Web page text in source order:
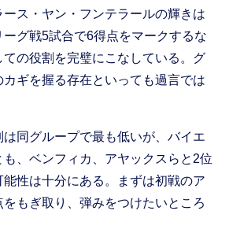
ス・ヤン・フンテラールの輝きは
ーグ戦5試合で6得点をマークするな
ての役割を完璧にこなしている。グ
ギを握る存在といっても過言では
同グループで最も低いが、バイエ
も、ベンフィカ、アヤックスらと2位
性は十分にある。まずは初戦のア
もぎ取り、弾みをつけたいところ